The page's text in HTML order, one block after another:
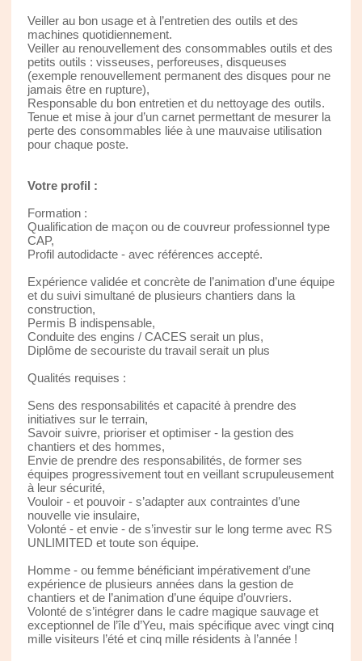
Veiller au bon usage et à l’entretien des outils et des
machines quotidiennement.
Veiller au renouvellement des consommables outils et des
petits outils : visseuses, perforeuses, disqueuses
(exemple renouvellement permanent des disques pour ne
jamais être en rupture),
Responsable du bon entretien et du nettoyage des outils.
Tenue et mise à jour d’un carnet permettant de mesurer la
perte des consommables liée à une mauvaise utilisation
pour chaque poste.
Votre profil :
Formation :
Qualification de maçon ou de couvreur professionnel type
CAP,
Profil autodidacte - avec références accepté.
Expérience validée et concrète de l’animation d’une équipe
et du suivi simultané de plusieurs chantiers dans la
construction,
Permis B indispensable,
Conduite des engins / CACES serait un plus,
Diplôme de secouriste du travail serait un plus
Qualités requises :
Sens des responsabilités et capacité à prendre des
initiatives sur le terrain,
Savoir suivre, prioriser et optimiser - la gestion des
chantiers et des hommes,
Envie de prendre des responsabilités, de former ses
équipes progressivement tout en veillant scrupuleusement
à leur sécurité,
Vouloir - et pouvoir - s’adapter aux contraintes d’une
nouvelle vie insulaire,
Volonté - et envie - de s’investir sur le long terme avec RS
UNLIMITED et toute son équipe.
Homme - ou femme bénéficiant impérativement d’une
expérience de plusieurs années dans la gestion de
chantiers et de l’animation d’une équipe d’ouvriers.
Volonté de s’intégrer dans le cadre magique sauvage et
exceptionnel de l’île d’Yeu, mais spécifique avec vingt cinq
mille visiteurs l’été et cinq mille résidents à l’année !